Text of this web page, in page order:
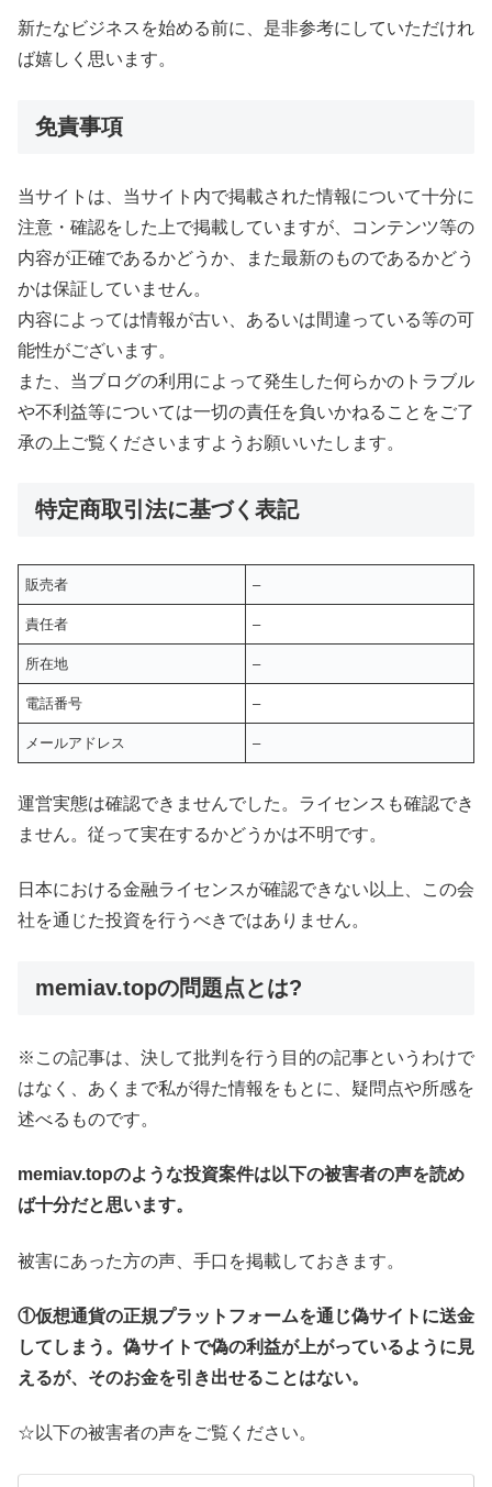
新たなビジネスを始める前に、是非参考にしていただけれ
ば嬉しく思います。
免責事項
当サイトは、当サイト内で掲載された情報について十分に
注意・確認をした上で掲載していますが、コンテンツ等の
内容が正確であるかどうか、また最新のものであるかどう
かは保証していません。
内容によっては情報が古い、あるいは間違っている等の可
能性がございます。
また、当ブログの利用によって発生した何らかのトラブル
や不利益等については一切の責任を負いかねることをご了
承の上ご覧くださいますようお願いいたします。
特定商取引法に基づく表記
販売者 –
責任者 –
所在地 –
電話番号 –
メールアドレス –
運営実態は確認できませんでした。ライセンスも確認でき
ません。従って実在するかどうかは不明です。
日本における金融ライセンスが確認できない以上、この会
社を通じた投資を行うべきではありません。
memiav.topの問題点とは?
※この記事は、決して批判を行う目的の記事というわけで
はなく、あくまで私が得た情報をもとに、疑問点や所感を
述べるものです。
memiav.topのような投資案件は以下の被害者の声を読め
ば十分だと思います。
被害にあった方の声、手口を掲載しておきます。
①仮想通貨の正規プラットフォームを通じ偽サイトに送金
してしまう。偽サイトで偽の利益が上がっているように見
えるが、そのお金を引き出せることはない。
☆以下の被害者の声をご覧ください。